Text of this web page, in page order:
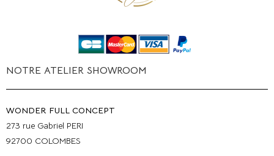
NOTRE ATELIER SHOWROOM
WONDER FULL CONCEPT
273 rue Gabriel PERI
92700 COLOMBES